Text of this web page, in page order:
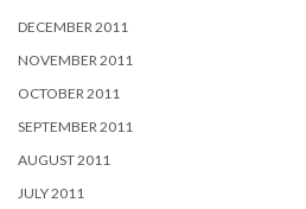
DECEMBER 2011
NOVEMBER 2011
OCTOBER 2011
SEPTEMBER 2011
AUGUST 2011
JULY 2011